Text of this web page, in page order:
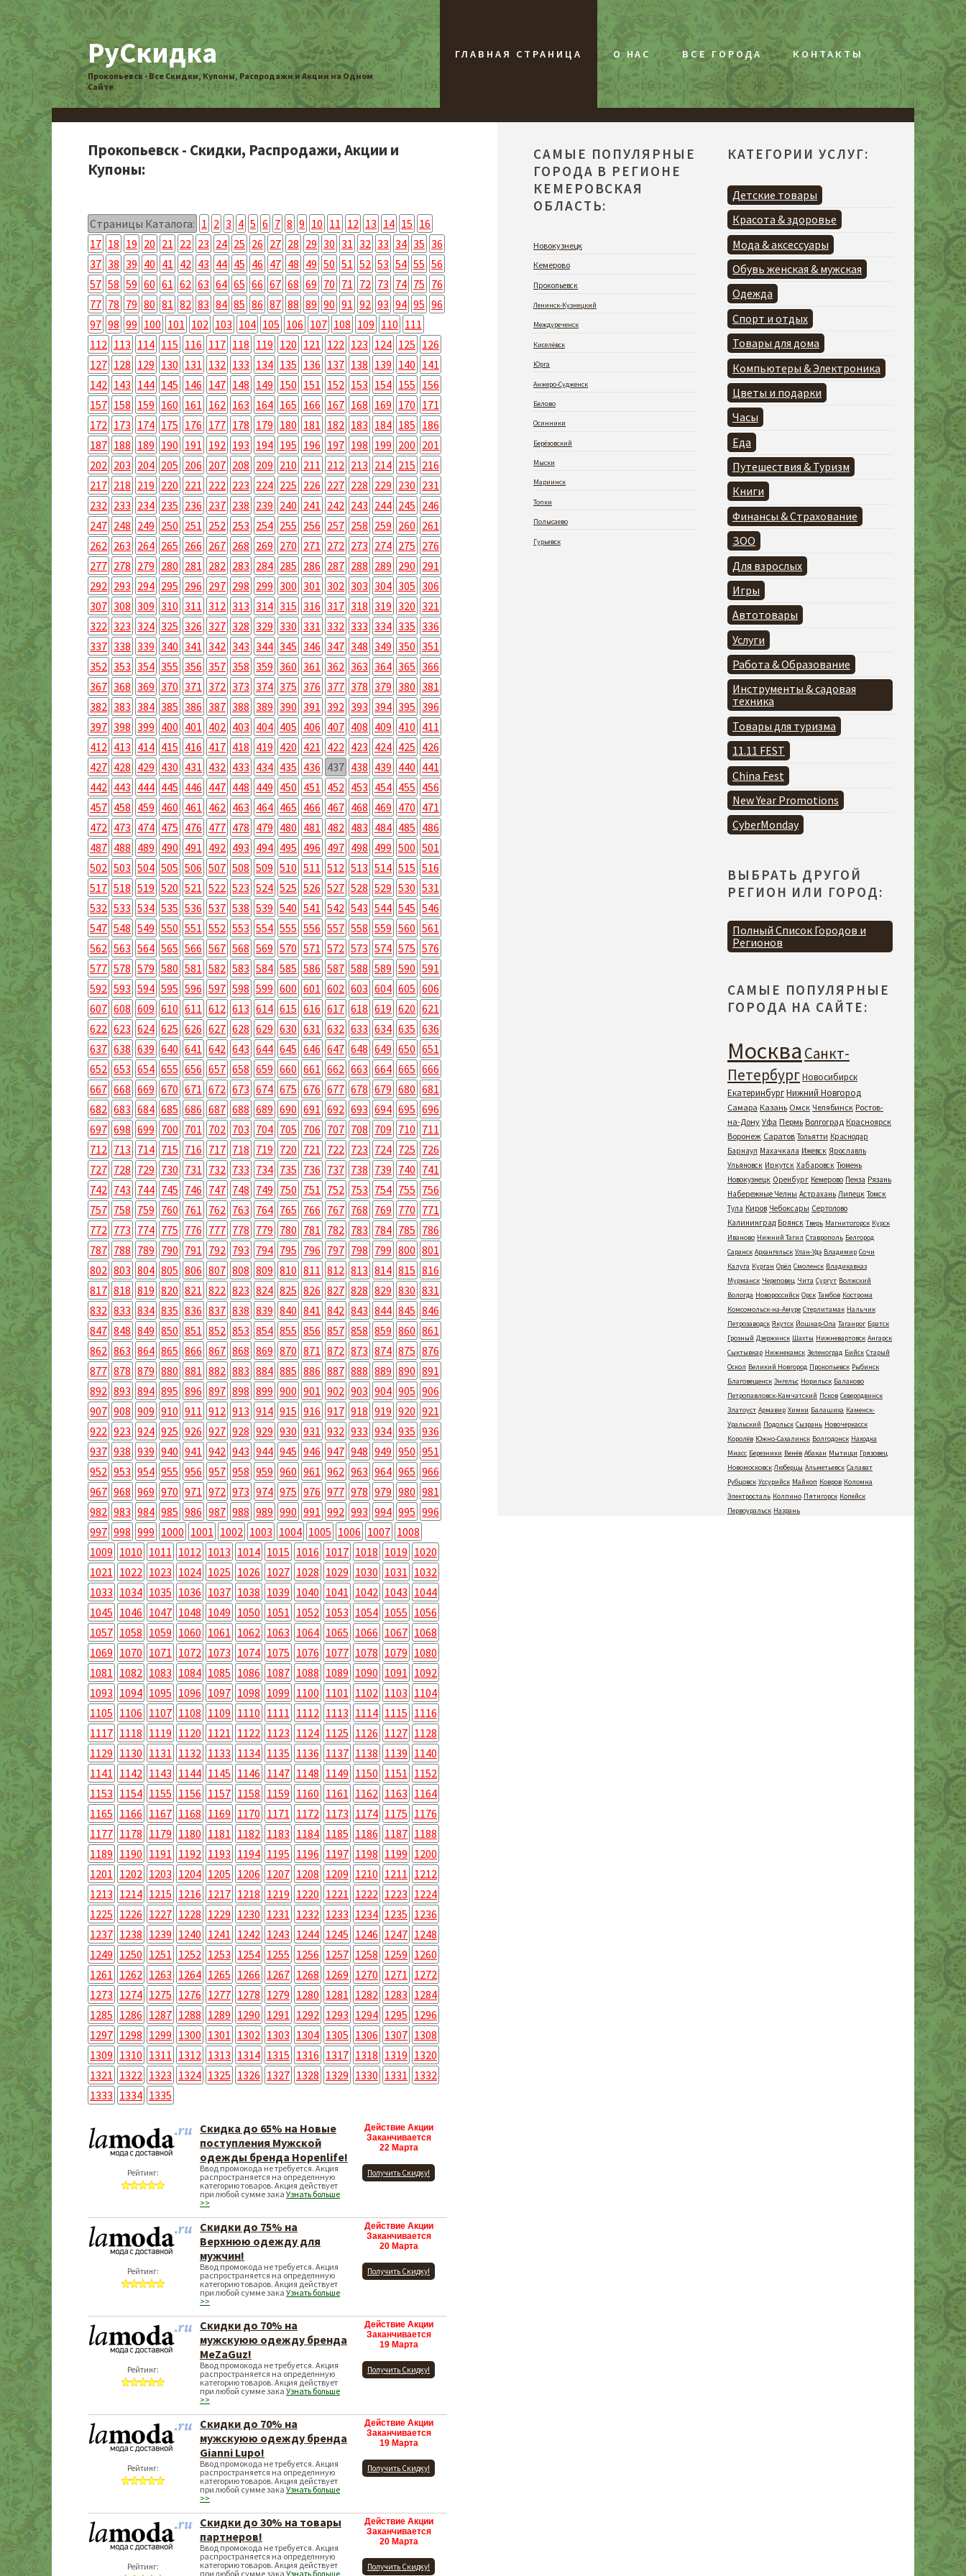
РуСкидка
Прокопьевск - Все Скидки, Купоны, Распродажи и Акции на Одном
Сайте
ГЛАВНАЯ СТРАНИЦА О НАС ВСЕ ГОРОДА КОНТАКТЫ
Прокопьевск - Скидки, Распродажи, Акции и
Купоны:
Страницы Каталога: 1 2 3 4 5 6 7 8 9 10 11 12 13 14 15 16
17 18 19 20 21 22 23 24 25 26 27 28 29 30 31 32 33 34 35 36
37 38 39 40 41 42 43 44 45 46 47 48 49 50 51 52 53 54 55 56
57 58 59 60 61 62 63 64 65 66 67 68 69 70 71 72 73 74 75 76
77 78 79 80 81 82 83 84 85 86 87 88 89 90 91 92 93 94 95 96
97 98 99 100 101 102 103 104 105 106 107 108 109 110 111
112 113 114 115 116 117 118 119 120 121 122 123 124 125 126
127 128 129 130 131 132 133 134 135 136 137 138 139 140 141
142 143 144 145 146 147 148 149 150 151 152 153 154 155 156
157 158 159 160 161 162 163 164 165 166 167 168 169 170 171
172 173 174 175 176 177 178 179 180 181 182 183 184 185 186
187 188 189 190 191 192 193 194 195 196 197 198 199 200 201
202 203 204 205 206 207 208 209 210 211 212 213 214 215 216
217 218 219 220 221 222 223 224 225 226 227 228 229 230 231
232 233 234 235 236 237 238 239 240 241 242 243 244 245 246
247 248 249 250 251 252 253 254 255 256 257 258 259 260 261
262 263 264 265 266 267 268 269 270 271 272 273 274 275 276
277 278 279 280 281 282 283 284 285 286 287 288 289 290 291
292 293 294 295 296 297 298 299 300 301 302 303 304 305 306
307 308 309 310 311 312 313 314 315 316 317 318 319 320 321
322 323 324 325 326 327 328 329 330 331 332 333 334 335 336
337 338 339 340 341 342 343 344 345 346 347 348 349 350 351
352 353 354 355 356 357 358 359 360 361 362 363 364 365 366
367 368 369 370 371 372 373 374 375 376 377 378 379 380 381
382 383 384 385 386 387 388 389 390 391 392 393 394 395 396
397 398 399 400 401 402 403 404 405 406 407 408 409 410 411
412 413 414 415 416 417 418 419 420 421 422 423 424 425 426
427 428 429 430 431 432 433 434 435 436 437 438 439 440 441
442 443 444 445 446 447 448 449 450 451 452 453 454 455 456
457 458 459 460 461 462 463 464 465 466 467 468 469 470 471
472 473 474 475 476 477 478 479 480 481 482 483 484 485 486
487 488 489 490 491 492 493 494 495 496 497 498 499 500 501
502 503 504 505 506 507 508 509 510 511 512 513 514 515 516
517 518 519 520 521 522 523 524 525 526 527 528 529 530 531
532 533 534 535 536 537 538 539 540 541 542 543 544 545 546
547 548 549 550 551 552 553 554 555 556 557 558 559 560 561
562 563 564 565 566 567 568 569 570 571 572 573 574 575 576
577 578 579 580 581 582 583 584 585 586 587 588 589 590 591
592 593 594 595 596 597 598 599 600 601 602 603 604 605 606
607 608 609 610 611 612 613 614 615 616 617 618 619 620 621
622 623 624 625 626 627 628 629 630 631 632 633 634 635 636
637 638 639 640 641 642 643 644 645 646 647 648 649 650 651
652 653 654 655 656 657 658 659 660 661 662 663 664 665 666
667 668 669 670 671 672 673 674 675 676 677 678 679 680 681
682 683 684 685 686 687 688 689 690 691 692 693 694 695 696
697 698 699 700 701 702 703 704 705 706 707 708 709 710 711
712 713 714 715 716 717 718 719 720 721 722 723 724 725 726
727 728 729 730 731 732 733 734 735 736 737 738 739 740 741
742 743 744 745 746 747 748 749 750 751 752 753 754 755 756
757 758 759 760 761 762 763 764 765 766 767 768 769 770 771
772 773 774 775 776 777 778 779 780 781 782 783 784 785 786
787 788 789 790 791 792 793 794 795 796 797 798 799 800 801
802 803 804 805 806 807 808 809 810 811 812 813 814 815 816
817 818 819 820 821 822 823 824 825 826 827 828 829 830 831
832 833 834 835 836 837 838 839 840 841 842 843 844 845 846
847 848 849 850 851 852 853 854 855 856 857 858 859 860 861
862 863 864 865 866 867 868 869 870 871 872 873 874 875 876
877 878 879 880 881 882 883 884 885 886 887 888 889 890 891
892 893 894 895 896 897 898 899 900 901 902 903 904 905 906
907 908 909 910 911 912 913 914 915 916 917 918 919 920 921
922 923 924 925 926 927 928 929 930 931 932 933 934 935 936
937 938 939 940 941 942 943 944 945 946 947 948 949 950 951
952 953 954 955 956 957 958 959 960 961 962 963 964 965 966
967 968 969 970 971 972 973 974 975 976 977 978 979 980 981
982 983 984 985 986 987 988 989 990 991 992 993 994 995 996
997 998 999 1000 1001 1002 1003 1004 1005 1006 1007 1008
1009 1010 1011 1012 1013 1014 1015 1016 1017 1018 1019 1020
1021 1022 1023 1024 1025 1026 1027 1028 1029 1030 1031 1032
1033 1034 1035 1036 1037 1038 1039 1040 1041 1042 1043 1044
1045 1046 1047 1048 1049 1050 1051 1052 1053 1054 1055 1056
1057 1058 1059 1060 1061 1062 1063 1064 1065 1066 1067 1068
1069 1070 1071 1072 1073 1074 1075 1076 1077 1078 1079 1080
1081 1082 1083 1084 1085 1086 1087 1088 1089 1090 1091 1092
1093 1094 1095 1096 1097 1098 1099 1100 1101 1102 1103 1104
1105 1106 1107 1108 1109 1110 1111 1112 1113 1114 1115 1116
1117 1118 1119 1120 1121 1122 1123 1124 1125 1126 1127 1128
1129 1130 1131 1132 1133 1134 1135 1136 1137 1138 1139 1140
1141 1142 1143 1144 1145 1146 1147 1148 1149 1150 1151 1152
1153 1154 1155 1156 1157 1158 1159 1160 1161 1162 1163 1164
1165 1166 1167 1168 1169 1170 1171 1172 1173 1174 1175 1176
1177 1178 1179 1180 1181 1182 1183 1184 1185 1186 1187 1188
1189 1190 1191 1192 1193 1194 1195 1196 1197 1198 1199 1200
1201 1202 1203 1204 1205 1206 1207 1208 1209 1210 1211 1212
1213 1214 1215 1216 1217 1218 1219 1220 1221 1222 1223 1224
1225 1226 1227 1228 1229 1230 1231 1232 1233 1234 1235 1236
1237 1238 1239 1240 1241 1242 1243 1244 1245 1246 1247 1248
1249 1250 1251 1252 1253 1254 1255 1256 1257 1258 1259 1260
1261 1262 1263 1264 1265 1266 1267 1268 1269 1270 1271 1272
1273 1274 1275 1276 1277 1278 1279 1280 1281 1282 1283 1284
1285 1286 1287 1288 1289 1290 1291 1292 1293 1294 1295 1296
1297 1298 1299 1300 1301 1302 1303 1304 1305 1306 1307 1308
1309 1310 1311 1312 1313 1314 1315 1316 1317 1318 1319 1320
1321 1322 1323 1324 1325 1326 1327 1328 1329 1330 1331 1332
1333 1334 1335
Рейтинг:
Скидка до 65% на Новые
поступления Мужской
одежды бренда Hopenlife!
Ввод промокода не требуется. Акция
распространяется на определнную
категорию товаров. Акция действует
при любой сумме зака Узнать больше
>>
Действие Акции
Заканчивается
22 Марта
Получить Скидку!
Рейтинг:
Скидки до 75% на
Верхнюю одежду для
мужчин!
Ввод промокода не требуется. Акция
распространяется на определнную
категорию товаров. Акция действует
при любой сумме зака Узнать больше
>>
Действие Акции
Заканчивается
20 Марта
Получить Скидку!
Рейтинг:
Скидки до 70% на
мужскуюю одежду бренда
MeZaGuz!
Ввод промокода не требуется. Акция
распространяется на определнную
категорию товаров. Акция действует
при любой сумме зака Узнать больше
>>
Действие Акции
Заканчивается
19 Марта
Получить Скидку!
Рейтинг:
Скидки до 70% на
мужскуюю одежду бренда
Gianni Lupo!
Ввод промокода не требуется. Акция
распространяется на определнную
категорию товаров. Акция действует
при любой сумме зака Узнать больше
>>
Действие Акции
Заканчивается
19 Марта
Получить Скидку!
Рейтинг:
Скидки до 30% на товары
партнеров!
Ввод промокода не требуется. Акция
распространяется на определнную
категорию товаров. Акция действует
при любой сумме зака Узнать больше
Действие Акции
Заканчивается
20 Марта
Получить Скидку!
САМЫЕ ПОПУЛЯРНЫЕ
ГОРОДА В РЕГИОНЕ
КЕМЕРОВСКАЯ
ОБЛАСТЬ:
Новокузнецк
Кемерово
Прокопьевск
Ленинск-Кузнецкий
Междуреченск
Киселёвск
Юрга
Анжеро-Судженск
Белово
Осинники
Берёзовский
Мыски
Мариинск
Топки
Полысаево
Гурьевск
КАТЕГОРИИ УСЛУГ:
Детские товары
Красота & здоровье
Мода & аксессуары
Обувь женская & мужская
Одежда
Спорт и отдых
Товары для дома
Компьютеры & Электроника
Цветы и подарки
Часы
Еда
Путешествия & Туризм
Книги
Финансы & Страхование
ЗОО
Для взрослых
Игры
Автотовары
Услуги
Работа & Образование
Инструменты & садовая
техника
Товары для туризма
11.11 FEST
China Fest
New Year Promotions
CyberMonday
ВЫБРАТЬ ДРУГОЙ
РЕГИОН ИЛИ ГОРОД:
Полный Список Городов и
Регионов
САМЫЕ ПОПУЛЯРНЫЕ
ГОРОДА НА САЙТЕ:
Москва Санкт-
ПетербургНовосибирск
ЕкатеринбургНижний Новгород
Самара Казань Омск Челябинск Ростов-
на-Дону Уфа Пермь Волгоград Красноярск
Воронеж Саратов Тольятти Краснодар
Барнаул Махачкала Ижевск Ярославль
Ульяновск Иркутск Хабаровск Тюмень
Новокузнецк Оренбург Кемерово Пенза Рязань
Набережные Челны Астрахань Липецк Томск
Тула Киров Чебоксары Сертолово
Калининград Брянск Тверь Магнитогорск Курск
Иваново Нижний Тагил Ставрополь Белгород
Саранск Архангельск Улан-Удэ Владимир Сочи
Калуга Курган Орёл Смоленск Владикавказ
Мурманск Череповец Чита Сургут Волжский
Вологда Новороссийск Орск Тамбов Кострома
Комсомольск-на-Амуре Стерлитамак Нальчик
Петрозаводск Якутск Йошкар-Ола Таганрог Братск
Грозный Дзержинск Шахты Нижневартовск Ангарск
Сыктывкар Нижнекамск Зеленоград Бийск Старый
Оскол Великий Новгород Прокопьевск Рыбинск
Благовещенск Энгельс Норильск Балаково
Петропавловск-Камчатский Псков Северодвинск
Златоуст Армавир Химки Балашиха Каменск-
Уральский Подольск Сызрань Новочеркасск
Королёв Южно-Сахалинск Волгодонск Находка
Миасс Березники Венёв Абакан Мытищи Грязовец
Новомосковск Люберцы Альметьевск Салават
Рубцовск Уссурийск Майкоп Ковров Коломна
Электросталь Колпино Пятигорск Копейск
Первоуральск Назрань